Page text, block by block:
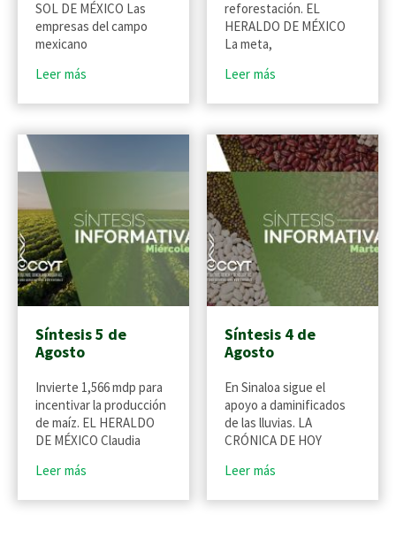
SOL DE MÉXICO Las
empresas del campo
mexicano
Leer más
reforestación. EL
HERALDO DE MÉXICO
La meta,
Leer más
Síntesis 5 de
Agosto
Invierte 1,566 mdp para
incentivar la producción
de maíz. EL HERALDO
DE MÉXICO Claudia
Leer más
Síntesis 4 de
Agosto
En Sinaloa sigue el
apoyo a daminificados
de las lluvias. LA
CRÓNICA DE HOY
Leer más